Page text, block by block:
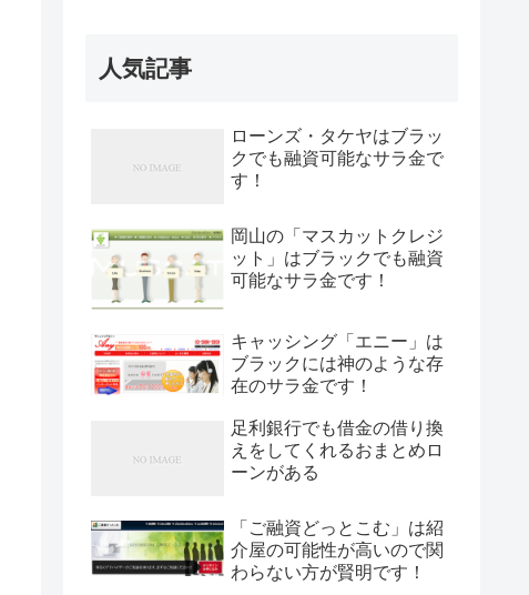
人気記事
ローンズ・タケヤはブラッ
クでも融資可能なサラ金で
す！
岡山の「マスカットクレジ
ット」はブラックでも融資
可能なサラ金です！
キャッシング「エニー」は
ブラックには神のような存
在のサラ金です！
足利銀行でも借金の借り換
えをしてくれるおまとめロ
ーンがある
「ご融資どっとこむ」は紹
介屋の可能性が高いので関
わらない方が賢明です！